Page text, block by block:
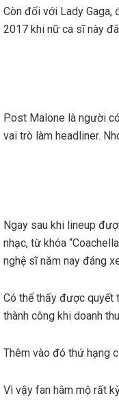
Còn đối với Lady Gaga,
2017 khi nữ ca sĩ này
Post Malone là người
vai trò làm headliner.
Ngay sau khi lineup
nhạc, từ khóa
nghệ sĩ năm nay đáng
Có thể thấy được quyết
thành công khi doanh
Thêm vào đó thứ hạng
Vì vậy fan hâm mộ rất